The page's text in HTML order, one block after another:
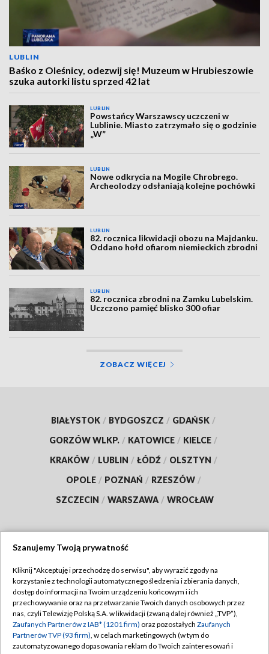
LUBLIN
Baśko z Oleśnicy, odezwij się! Muzeum w Hrubieszowie
szuka autorki listu sprzed 42 lat
LUBLIN
Powstańcy Warszawscy uczczeni w
Lublinie. Miasto zatrzymało się o godzinie
„W”
LUBLIN
Nowe odkrycia na Mogile Chrobrego.
Archeolodzy odsłaniają kolejne pochówki
LUBLIN
82. rocznica likwidacji obozu na Majdanku.
Oddano hołd ofiarom niemieckich zbrodni
LUBLIN
82. rocznica zbrodni na Zamku Lubelskim.
Uczczono pamięć blisko 300 ofiar
ZOBACZ WIĘCEJ
BIAŁYSTOK / BYDGOSZCZ / GDAŃSK /
GORZÓW WLKP. / KATOWICE / KIELCE /
KRAKÓW / LUBLIN / ŁÓDŹ / OLSZTYN /
OPOLE / POZNAŃ / RZESZÓW /
SZCZECIN / WARSZAWA / WROCŁAW
TVP
Abonament TVP
Emisja w TVP
Centrum informacji TVP
Regulamin TVP
Polityka prywatności
Moje zgody
Szanujemy Twoją prywatność
Kliknij "Akceptuję i przechodzę do serwisu", aby wyrazić zgody na
korzystanie z technologii automatycznego śledzenia i zbierania danych,
dostęp do informacji na Twoim urządzeniu końcowym i ich
przechowywanie oraz na przetwarzanie Twoich danych osobowych przez
nas, czyli Telewizję Polską S.A. w likwidacji (zwaną dalej również „TVP”),
Zaufanych Partnerów z IAB* (1201 firm) oraz pozostałych Zaufanych
Partnerów TVP (93 firm), w celach marketingowych (w tym do
zautomatyzowanego dopasowania reklam do Twoich zainteresowań i